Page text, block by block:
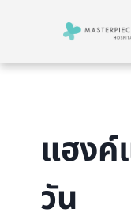
แฮงค์
วัน